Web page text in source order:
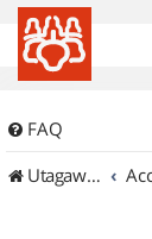
FAQ
UtagawaVTT (Randos VTT et VTTAE avec traces GPS)